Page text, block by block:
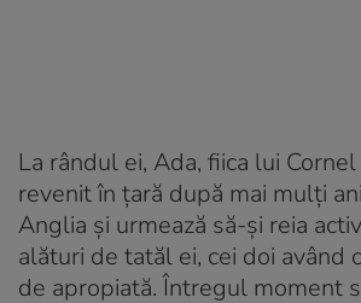
La rândul ei, Ada, fiica lui
revenit în țară după mai mulți
Anglia și urmează să-și reia
alături de tatăl ei, cei doi având
de apropiată. Întregul moment